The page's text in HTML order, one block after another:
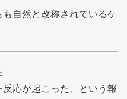
自然と改称されているケ
応が起こった、という報